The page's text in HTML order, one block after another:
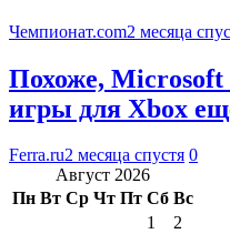
Чемпионат.com2 месяца
Похоже, Microsoft
игры для Xbox
Ferra.ru2 месяца спустя 0
Август 2026
Пн Вт Ср Чт Пт Сб Вс
1
2